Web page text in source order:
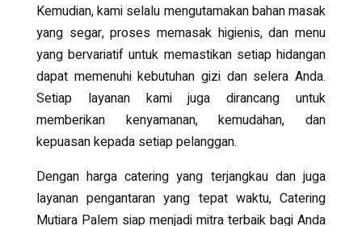
Kemudian, kami selalu mengutamakan bahan masak
yang segar, proses memasak higienis, dan menu
yang bervariatif untuk memastikan setiap hidangan
dapat memenuhi kebutuhan gizi dan selera Anda.
Setiap layanan kami juga dirancang untuk
memberikan kenyamanan, kemudahan, dan
kepuasan kepada setiap pelanggan.
Dengan harga catering yang terjangkau dan juga
layanan pengantaran yang tepat waktu, Catering
Mutiara Palem siap menjadi mitra terbaik bagi Anda